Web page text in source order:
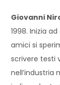
Giovanni
1998. Inizia
amici si
scrivere testi
nell’industria